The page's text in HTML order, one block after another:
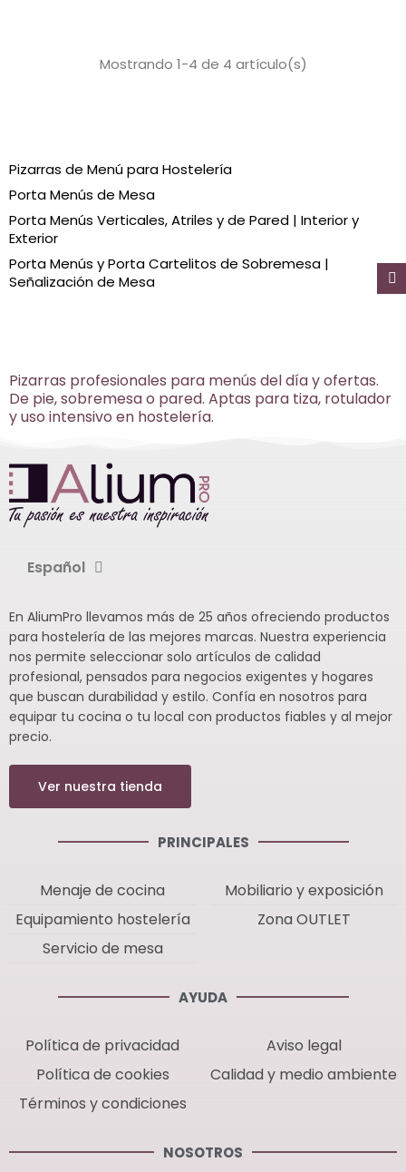
Pizarras de Menú para Hostelería
Porta Menús de Mesa
Porta Menús Verticales, Atriles y de Pared | Interior y
Exterior
Porta Menús y Porta Cartelitos de Sobremesa |
Señalización de Mesa
Mostrando 1-4 de 4 artículo(s)
Pizarras profesionales para menús del día y ofertas.
De pie, sobremesa o pared. Aptas para tiza, rotulador
y uso intensivo en hostelería.
Español
En AliumPro llevamos más de 25 años ofreciendo productos
para hostelería de las mejores marcas. Nuestra experiencia
nos permite seleccionar solo artículos de calidad
profesional, pensados para negocios exigentes y hogares
que buscan durabilidad y estilo. Confía en nosotros para
equipar tu cocina o tu local con productos fiables y al mejor
precio.
Ver nuestra tienda
PRINCIPALES
Menaje de cocina
Equipamiento hostelería
Servicio de mesa
Mobiliario y exposición
Zona OUTLET
AYUDA
Política de privacidad
Política de cookies
Términos y condiciones
Aviso legal
Calidad y medio ambiente
NOSOTROS